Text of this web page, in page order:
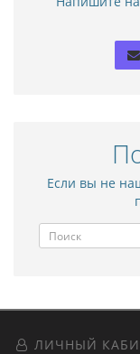
Если вы не
ЛИЧНЫЙ